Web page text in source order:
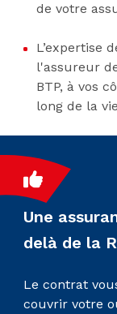
de votre
L’expertise
l'assureur
BTP, à vos
long de la
Une
delà de la
Le contrat
couvrir votre